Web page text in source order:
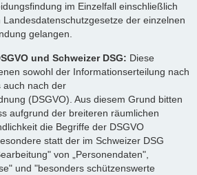
im Einzelfall einschließlich
der einzelnen
gelangen.
und Schweizer DSG: Diese
sowohl der Informationserteilung nach
auch nach der
(DSGVO). Aus diesem Grund bitten
aufgrund der breiteren räumlichen
die Begriffe der DSGVO
statt der im Schweizer DSG
von „Personendaten",
und "besonders schützenswerte